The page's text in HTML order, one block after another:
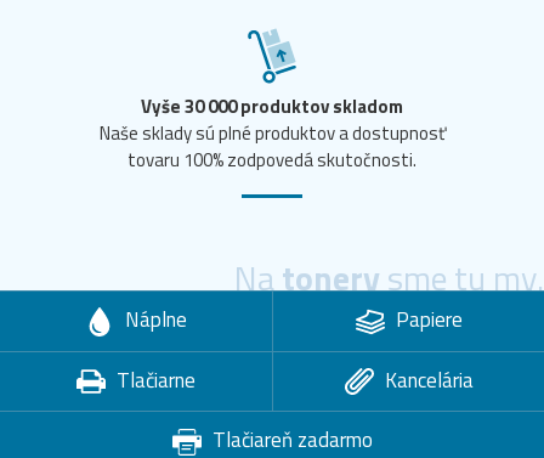
Vyše 30 000 produktov skladom
Naše sklady sú plné produktov a dostupnosť
tovaru 100% zodpovedá skutočnosti.
Natonerysme tu my.
Náplne
Papiere
Tlačiarne
Kancelária
Tlačiareň zadarmo